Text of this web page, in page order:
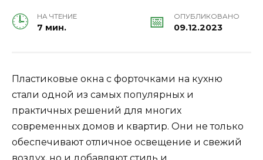
НА ЧТЕНИЕ
7 мин.
ОПУБЛИКОВАНО
09.12.2023
Пластиковые окна с форточками на кухню
стали одной из самых популярных и
практичных решений для многих
современных домов и квартир. Они не только
обеспечивают отличное освещение и свежий